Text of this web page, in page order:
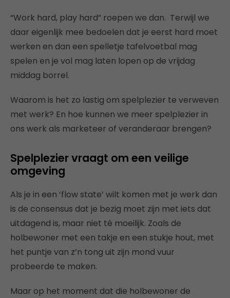
“Work hard, play hard” roepen we dan. Terwijl we
daar eigenlijk mee bedoelen dat je eerst hard moet
werken en dan een spelletje tafelvoetbal mag
spelen en je vol mag laten lopen op de vrijdag
middag borrel.
Waarom is het zo lastig om spelplezier te verweven
met werk? En hoe kunnen we meer spelplezier in
ons werk als marketeer of veranderaar brengen?
Spelplezier vraagt om een veilige
omgeving
Als je in een ‘flow state’ wilt komen met je werk dan
is de consensus dat je bezig moet zijn met iets dat
uitdagend is, maar niet té moeilijk. Zoals de
holbewoner met een takje en een stukje hout, met
het puntje van z’n tong uit zijn mond vuur
probeerde te maken.
Maar op het moment dat die holbewoner de